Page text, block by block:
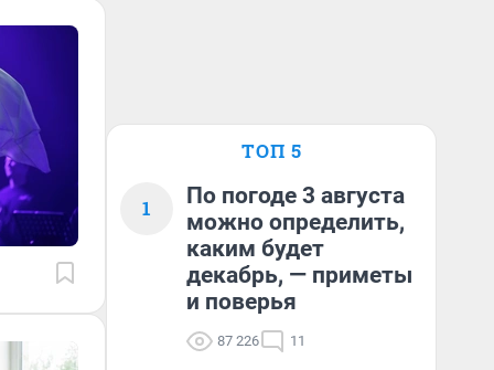
ТОП 5
1
По погоде 3 августа
можно определить,
каким будет
декабрь, — приметы
и поверья
87 226 11